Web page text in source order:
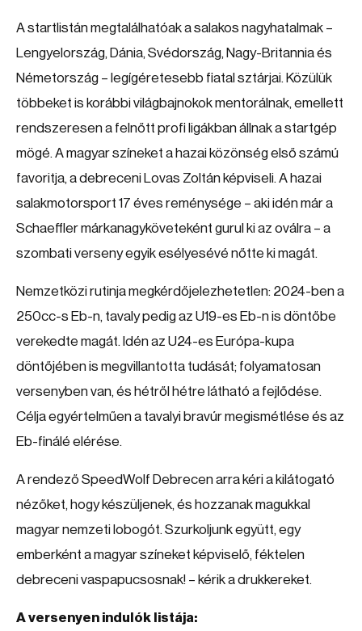
A startlistán megtalálhatóak a salakos nagyhatalmak –
Lengyelország, Dánia, Svédország, Nagy-Britannia és
Németország – legígéretesebb fiatal sztárjai. Közülük
többeket is korábbi világbajnokok mentorálnak, emellett
rendszeresen a felnőtt profi ligákban állnak a startgép
mögé. A magyar színeket a hazai közönség első számú
favoritja, a debreceni Lovas Zoltán képviseli. A hazai
salakmotorsport 17 éves reménysége – aki idén már a
Schaeffler márkanagyköveteként gurul ki az oválra – a
szombati verseny egyik esélyesévé nőtte ki magát.
Nemzetközi rutinja megkérdőjelezhetetlen: 2024-ben a
250cc-s Eb-n, tavaly pedig az U19-es Eb-n is döntőbe
verekedte magát. Idén az U24-es Európa-kupa
döntőjében is megvillantotta tudását; folyamatosan
versenyben van, és hétről hétre látható a fejlődése.
Célja egyértelműen a tavalyi bravúr megismétlése és az
Eb-finálé elérése.
A rendező SpeedWolf Debrecen arra kéri a kilátogató
nézőket, hogy készüljenek, és hozzanak magukkal
magyar nemzeti lobogót. Szurkoljunk együtt, egy
emberként a magyar színeket képviselő, féktelen
debreceni vaspapucsosnak! – kérik a drukkereket.
A versenyen indulók listája: